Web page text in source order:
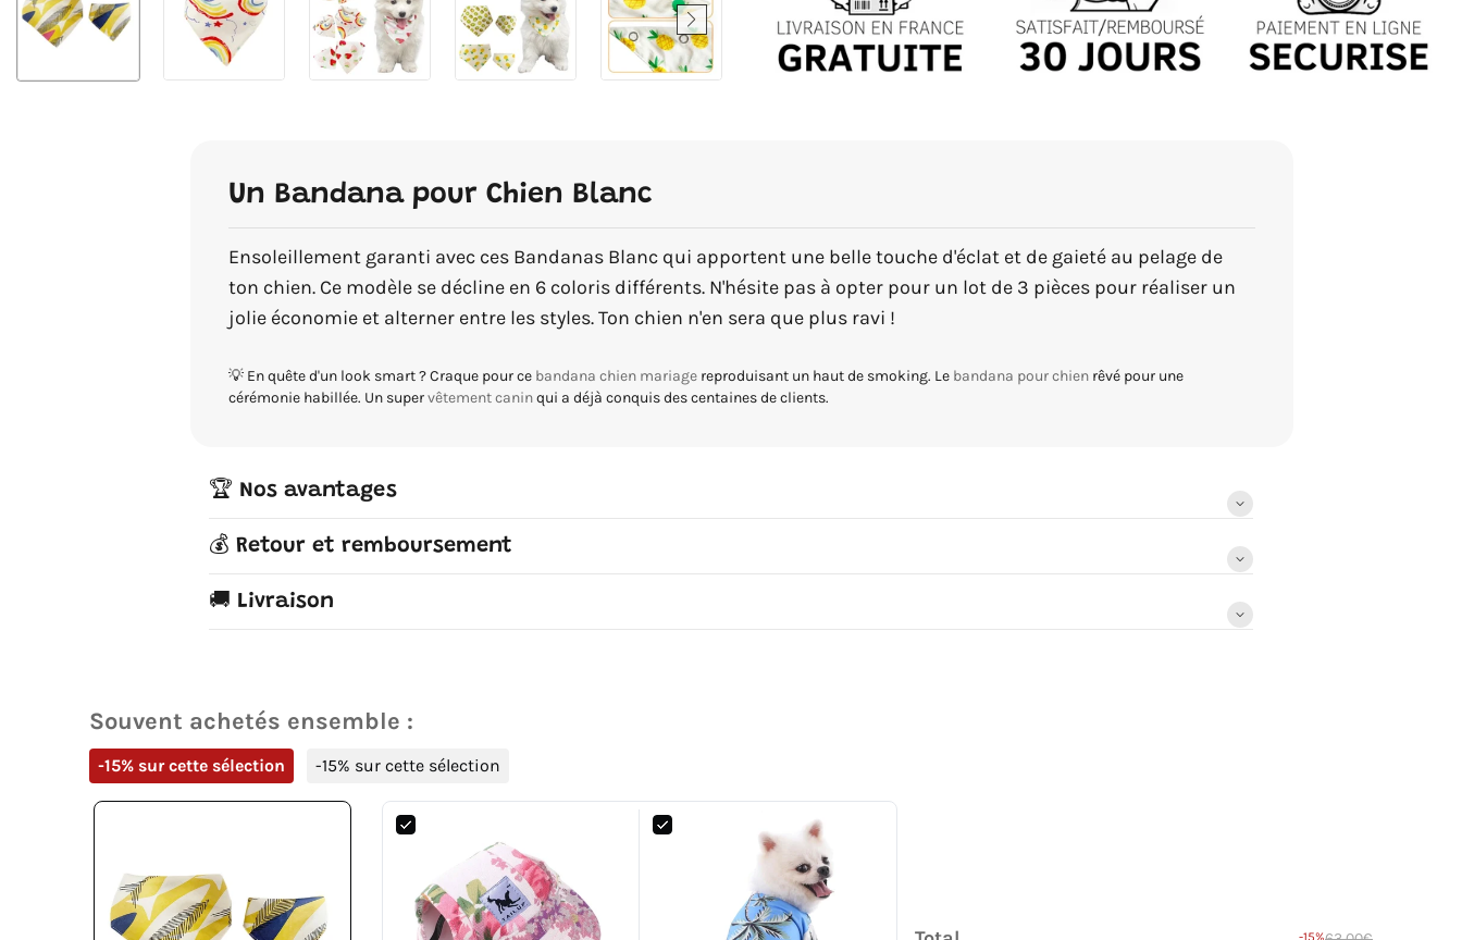
Un Bandana pour Chien Blanc
Ensoleillement garanti avec ces Bandanas Blanc qui apportent une belle touche d'éclat et de gaieté au pelage de
ton chien. Ce modèle se décline en 6 coloris différents. N'hésite pas à opter pour un lot de 3 pièces pour réaliser un
jolie économie et alterner entre les styles. Ton chien n'en sera que plus ravi !
💡 En quête d'un look smart ? Craque pour ce bandana chien mariage reproduisant un haut de smoking. Le bandana pour chien rêvé pour une
cérémonie habillée. Un supervêtement caninqui a déjà conquis des centaines de clients.
🏆 Nos avantages
💰 Retour et remboursement
🚚 Livraison
Souvent achetés ensemble :
-15% sur cette sélection -15% sur cette sélection
-15%